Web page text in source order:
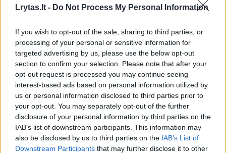
Lrytas.lt - Do Not Process My Personal Information
If you wish to opt-out of the sale, sharing to third parties, or
processing of your personal or sensitive information for
targeted advertising by us, please use the below opt-out
section to confirm your selection. Please note that after your
opt-out request is processed you may continue seeing
interest-based ads based on personal information utilized by
us or personal information disclosed to third parties prior to
your opt-out. You may separately opt-out of the further
disclosure of your personal information by third parties on the
IAB’s list of downstream participants. This information may
also be disclosed by us to third parties on the IAB’s List of
Downstream Participants that may further disclose it to other
Žinios | Pasaulis
00:00:53
Pasienio regionus aktyviai palieka rusai: iš viso
evakuota mažiausiai 200 tūkst. žmonių
Žinios | Pasaulis
00:00:27
Spartėjantis Ukrainos veržimasis ir sudėtinga situacija
Kurske: rusai jau siunčia humanitarinę pagalbą
Žinios | Pasaulis